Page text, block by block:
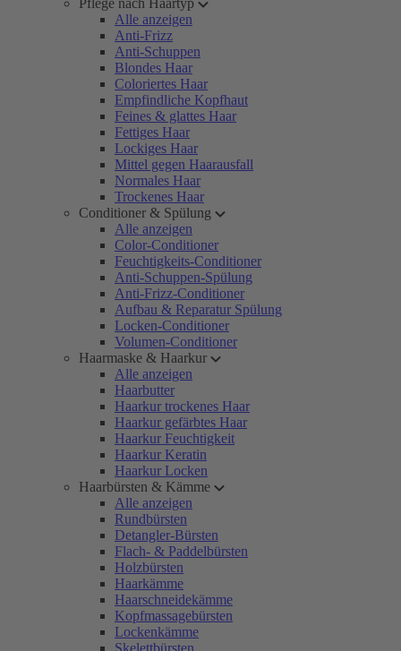
Pflege nach Haartyp
Alle anzeigen
Anti-Frizz
Anti-Schuppen
Blondes Haar
Coloriertes Haar
Empfindliche Kopfhaut
Feines & glattes Haar
Fettiges Haar
Lockiges Haar
Mittel gegen Haarausfall
Normales Haar
Trockenes Haar
Conditioner & Spülung
Alle anzeigen
Color-Conditioner
Feuchtigkeits-Conditioner
Anti-Schuppen-Spülung
Anti-Frizz-Conditioner
Aufbau & Reparatur Spülung
Locken-Conditioner
Volumen-Conditioner
Haarmaske & Haarkur
Alle anzeigen
Haarbutter
Haarkur trockenes Haar
Haarkur gefärbtes Haar
Haarkur Feuchtigkeit
Haarkur Keratin
Haarkur Locken
Haarbürsten & Kämme
Alle anzeigen
Rundbürsten
Detangler-Bürsten
Flach- & Paddelbürsten
Holzbürsten
Haarkämme
Haarschneidekämme
Kopfmassagebürsten
Lockenkämme
Skelettbürsten